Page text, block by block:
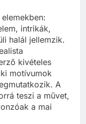
intrikák,
halál jellemzik.
kivételes
motívumok
A
teszi a művet,
a mai